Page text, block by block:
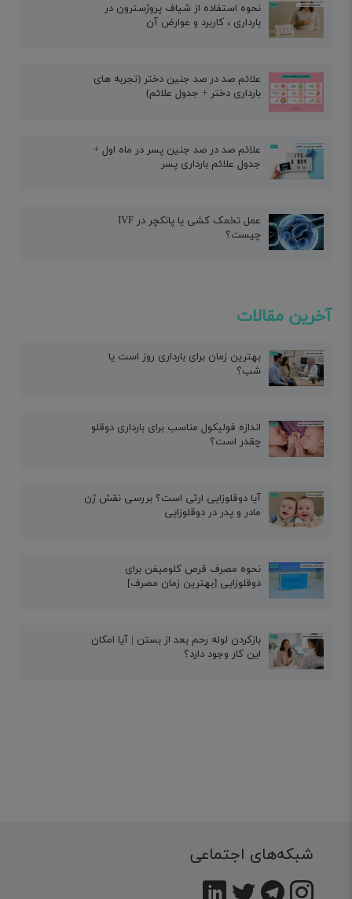
نحوه استفاده از شیاف پروژسترون در
بارداری ، کاربرد و عوارض آن
علائم صد در صد جنین دختر (تجربه های
بارداری دختر + جدول علائم)
علائم صد در صد جنین پسر در ماه اول +
جدول علائم بارداری پسر
عمل تخمک کشی یا پانکچر در IVF
چیست؟
آخرین مقالات
بهترین زمان برای بارداری روز است یا
شب؟
اندازه فولیکول مناسب برای بارداری دوقلو
چقدر است؟
آیا دوقلوزایی ارثی است؟ بررسی نقش ژن
مادر و پدر در دوقلوزایی
نحوه مصرف قرص کلومیفن برای
دوقلوزایی [بهترین زمان مصرف]
بازکردن لوله رحم بعد از بستن | آیا امکان
این کار وجود دارد؟
شبکه‌های اجتماعی